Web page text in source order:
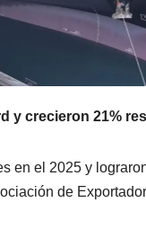
y crecieron 21%
en el 2025 y
de